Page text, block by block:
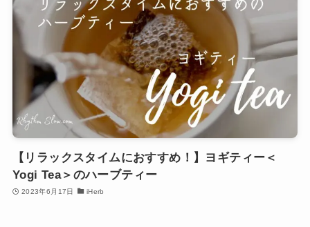
【リラックスタイムにおすすめ！】ヨギティー＜
Yogi Tea＞のハーブティー
2023年6月17日 iHerb